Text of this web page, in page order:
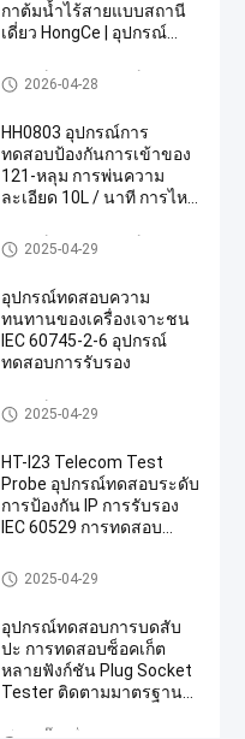
คุยตอนนี้
แบ่งปัน
กาต้มน้ำไร้สายแบบสถานี
เดี่ยว HongCe | อุปกรณ์
บ้าน 15A สำหรับการปฏิบัติ
ตาม IEC 60335
อุปกรณ์ทดสอบอุปกรณ์บ้าน
2026-04-28
HH0803 อุปกรณ์การ
ทดสอบป้องกันการเข้าของ
121-หลุม การพ่นความ
ละเอียด 10L / นาที การไหล
IPX3 และ IPX4 การทดสอบ
ความสอดคล้อง
อุปกรณ์ทดสอบอุปกรณ์ป้องกันกา
รเข้า
2025-04-29
อุปกรณ์ทดสอบความ
ทนทานของเครื่องเจาะชน
IEC 60745-2-6 อุปกรณ์
ทดสอบการรับรอง
อุปกรณ์ทดสอบ IEC
2025-04-29
HT-I23 Telecom Test
Probe อุปกรณ์ทดสอบระดับ
การป้องกัน IP การรับรอง
IEC 60529 การทดสอบ
อุตสาหกรรม
ทดสอบ Finger Probe
2025-04-29
อุปกรณ์ทดสอบการบดสับ
ปะ การทดสอบซ็อคเก็ต
หลายฟังก์ชัน Plug Socket
Tester ติดตามมาตรฐาน